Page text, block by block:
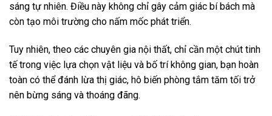
sáng tự nhiên. Điều này không chỉ gây cảm giác bí bách mà
còn tạo môi trường cho nấm mốc phát triển.
Tuy nhiên, theo các chuyên gia nội thất, chỉ cần một chút tinh
tế trong việc lựa chọn vật liệu và bố trí không gian, bạn hoàn
toàn có thể đánh lừa thị giác, hô biến phòng tắm tăm tối trở
nên bừng sáng và thoáng đãng.